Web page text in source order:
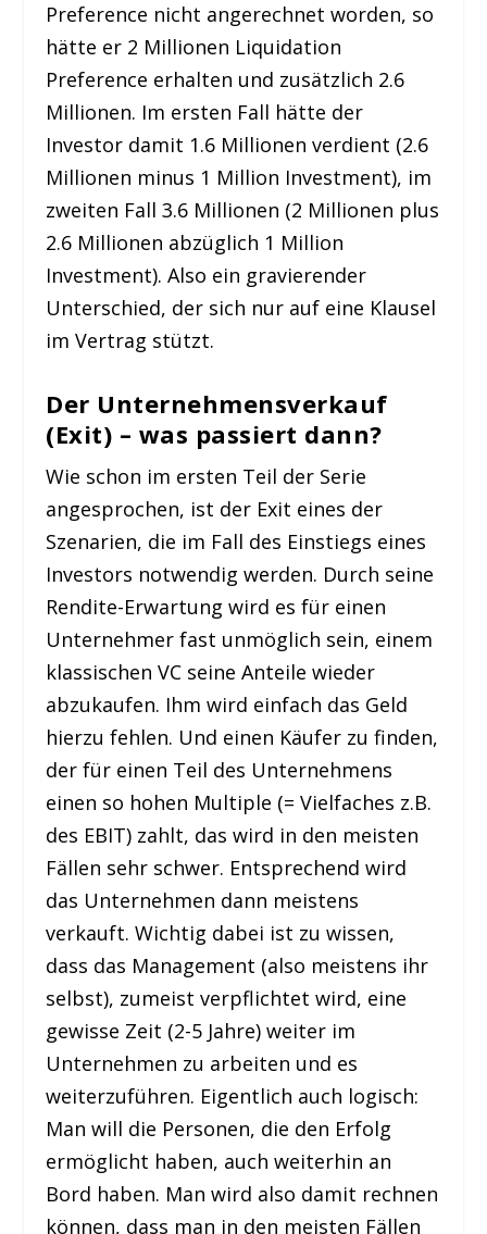
Preference nicht angerechnet worden, so
hätte er 2 Millionen Liquidation
Preference erhalten und zusätzlich 2.6
Millionen. Im ersten Fall hätte der
Investor damit 1.6 Millionen verdient (2.6
Millionen minus 1 Million Investment), im
zweiten Fall 3.6 Millionen (2 Millionen plus
2.6 Millionen abzüglich 1 Million
Investment). Also ein gravierender
Unterschied, der sich nur auf eine Klausel
im Vertrag stützt.
Der Unternehmensverkauf
(Exit) – was passiert dann?
Wie schon im ersten Teil der Serie
angesprochen, ist der Exit eines der
Szenarien, die im Fall des Einstiegs eines
Investors notwendig werden. Durch seine
Rendite-Erwartung wird es für einen
Unternehmer fast unmöglich sein, einem
klassischen VC seine Anteile wieder
abzukaufen. Ihm wird einfach das Geld
hierzu fehlen. Und einen Käufer zu finden,
der für einen Teil des Unternehmens
einen so hohen Multiple (= Vielfaches z.B.
des EBIT) zahlt, das wird in den meisten
Fällen sehr schwer. Entsprechend wird
das Unternehmen dann meistens
verkauft. Wichtig dabei ist zu wissen,
dass das Management (also meistens ihr
selbst), zumeist verpflichtet wird, eine
gewisse Zeit (2-5 Jahre) weiter im
Unternehmen zu arbeiten und es
weiterzuführen. Eigentlich auch logisch:
Man will die Personen, die den Erfolg
ermöglicht haben, auch weiterhin an
Bord haben. Man wird also damit rechnen
können, dass man in den meisten Fällen